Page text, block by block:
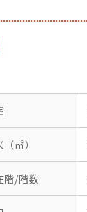
㎡）
階/階数